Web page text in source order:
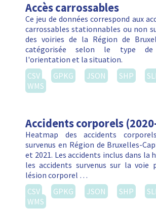
Accès carrossables
Ce jeu de données correspond aux
carrossables stationnables ou non
des voiries de la Région de
catégorisée selon le type de
l'orientation et la situation.
CSV
GPKG JSON SHP
WMS
Accidents corporels
Heatmap des accidents corporels
survenus en Région de Bruxelles-
et 2021. Les accidents inclus dans la
les accidents survenus sur la voie
lésion corporel …
CSV
GPKG JSON SHP
WMS